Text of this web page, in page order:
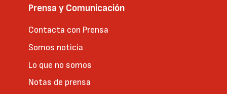
Prensa y Comunicación
Contacta con Prensa
Somos noticia
Lo que no somos
Notas de prensa